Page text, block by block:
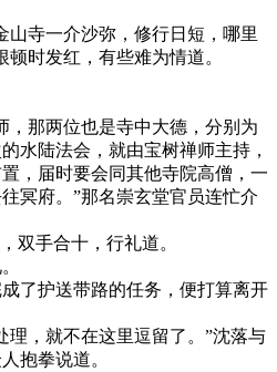
山寺一介沙弥，修行日短，哪里
时发红，有些难为情道。
，那两位也是寺中大德，分别为
水陆法会，就由宝树禅师主持，
，届时要会同其他寺院高僧，一
冥府。”那名崇玄堂官员连忙介
双手合十，行礼道。
了护送带路的任务，便打算离开
理，就不在这里逗留了。”沈落与
抱拳说道。